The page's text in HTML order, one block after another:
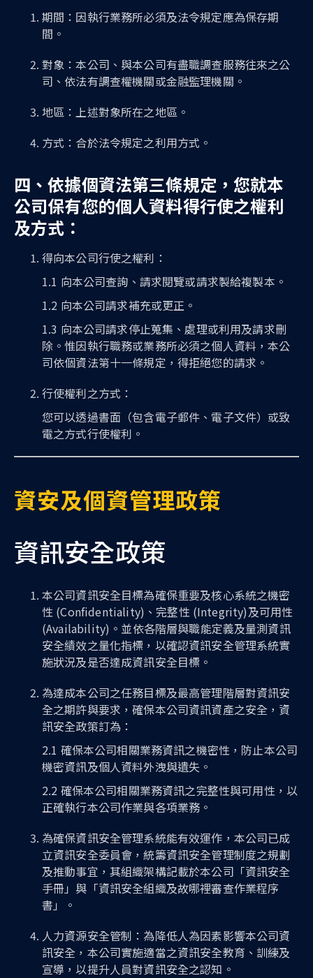
期間：因執行業務所必須及法令規定應為保存期
間。
對象：本公司、與本公司有盡職調查服務往來之公
司、依法有調查權機關或金融監理機關。
地區：上述對象所在之地區。
方式：合於法令規定之利用方式。
四、依據個資法第三條規定，您就本
公司保有您的個人資料得行使之權利
及方式：
得向本公司行使之權利：
1.1 向本公司查詢、請求閱覽或請求製給複製本。
1.2 向本公司請求補充或更正。
1.3 向本公司請求停止蒐集、處理或利用及請求刪
除。惟因執行職務或業務所必須之個人資料，本公
司依個資法第十一條規定，得拒絕您的請求。
行使權利之方式：
您可以透過書面（包含電子郵件、電子文件）或致
電之方式行使權利。
資安及個資管理政策
資訊安全政策
本公司資訊安全目標為確保重要及核心系統之機密
性 (Confidentiality)、完整性 (Integrity)及可用性
(Availability)。並依各階層與職能定義及量測資訊
安全績效之量化指標，以確認資訊安全管理系統實
施狀況及是否達成資訊安全目標。
為達成本公司之任務目標及最高管理階層對資訊安
全之期許與要求，確保本公司資訊資產之安全，資
訊安全政策訂為：
2.1 確保本公司相關業務資訊之機密性，防止本公司
機密資訊及個人資料外洩與遺失。
2.2 確保本公司相關業務資訊之完整性與可用性，以
正確執行本公司作業與各項業務。
為確保資訊安全管理系統能有效運作，本公司已成
立資訊安全委員會，統籌資訊安全管理制度之規劃
及推動事宜，其組織架構記載於本公司「資訊安全
手冊」與「資訊安全組織及故哪裡審查作業程序
書」。
人力資源安全管制：為降低人為因素影響本公司資
訊安全，本公司實施適當之資訊安全教育、訓練及
宣導，以提升人員對資訊安全之認知。